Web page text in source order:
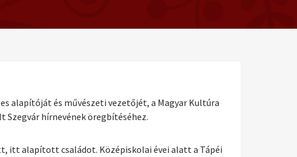
alapítóját és művészeti vezetőjét, a Magyar Kultúra
hírnevének öregbítéséhez.
itt alapított családot. Középiskolai évei alatt a Tápéi